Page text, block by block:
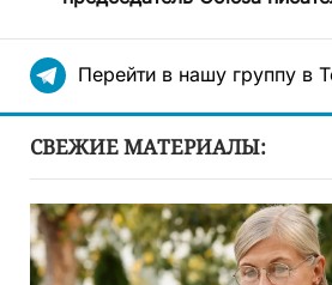
Перейти в нашу группу в
СВЕЖИЕ МАТЕРИАЛЫ: